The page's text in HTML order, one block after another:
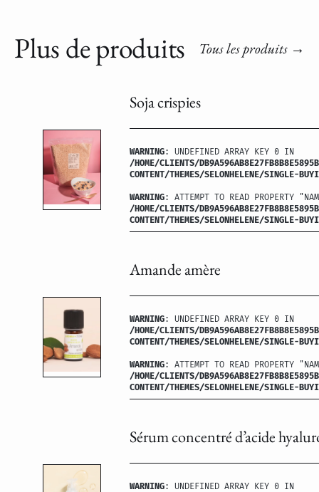
Plus de produits Tous les produits
Soja crispies
WARNING: UNDEFINED ARRAY KEY 0 IN
/HOME/CLIENTS/
CONTENT/THEMES/SELONHELENE/SINGLE-
WARNING: ATTEMPT TO READ PROPERTY
/HOME/CLIENTS/
CONTENT/THEMES/SELONHELENE/SINGLE-
Amande amère
WARNING: UNDEFINED ARRAY KEY 0 IN
/HOME/CLIENTS/
CONTENT/THEMES/SELONHELENE/SINGLE-
WARNING: ATTEMPT TO READ PROPERTY
/HOME/CLIENTS/
CONTENT/THEMES/SELONHELENE/SINGLE-
Sérum concentré d’acide
WARNING: UNDEFINED ARRAY KEY 0 IN